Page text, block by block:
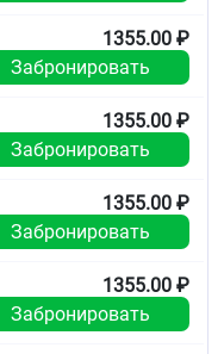
ПВДХ пленки и
по
1355.00 ₽
Забронировать
1355.00 ₽
Забронировать
1355.00 ₽
Забронировать
1355.00 ₽
Забронировать